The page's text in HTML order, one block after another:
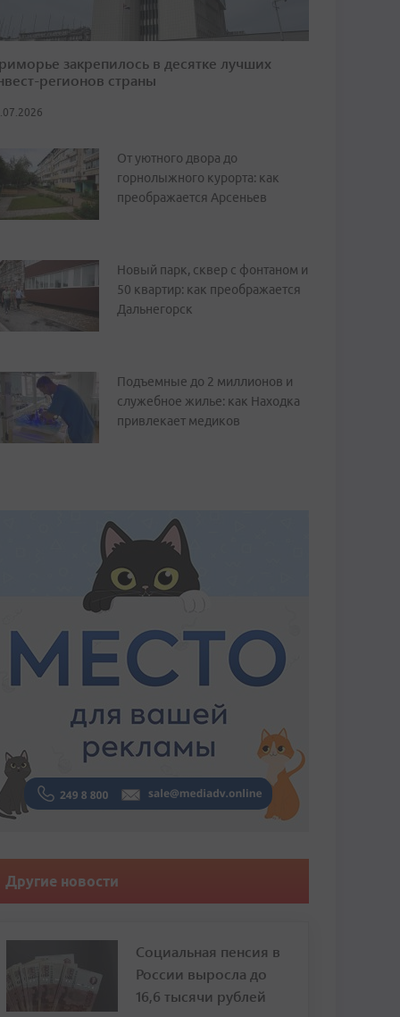
закрепилось в десятке лучших
регионов страны
От уютного двора до
горнолыжного курорта: как
преображается Арсеньев
Новый парк, сквер с фонтаном и
50 квартир: как преображается
Дальнегорск
Подъемные до 2 миллионов и
служебное жилье: как Находка
привлекает медиков
Другие новости
Социальная пенсия в
России выросла до
16,6 тысячи рублей